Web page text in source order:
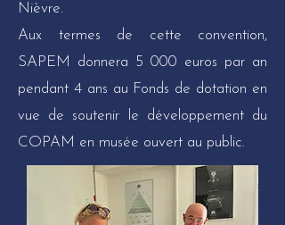
Nièvre.
Aux termes de cette convention,
SAPEM donnera 5 000 euros par an
pendant 4 ans au Fonds de dotation en
vue de soutenir le développement du
COPAM en musée ouvert au public.